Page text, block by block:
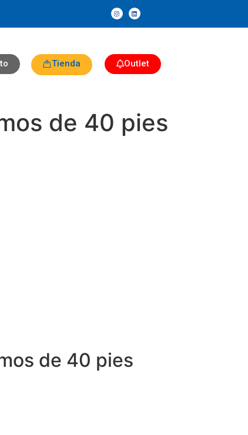
Tienda Outlet
de 40 pies
de 40 pies